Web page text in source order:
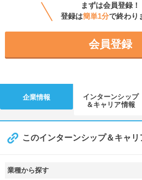
まずは会員登録！
登録は簡単1分で終わり
会員登録
企業情報
インターンシップ
＆キャリア情報
このインターンシップ＆キャ
業種から探す